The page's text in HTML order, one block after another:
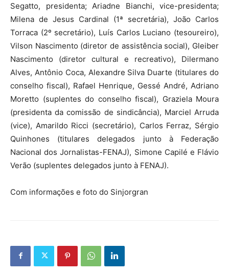
Segatto, presidenta; Ariadne Bianchi, vice-presidenta;
Milena de Jesus Cardinal (1ª secretária), João Carlos
Torraca (2º secretário), Luís Carlos Luciano (tesoureiro),
Vilson Nascimento (diretor de assistência social), Gleiber
Nascimento (diretor cultural e recreativo), Dilermano
Alves, Antônio Coca, Alexandre Silva Duarte (titulares do
conselho fiscal), Rafael Henrique, Gessé André, Adriano
Moretto (suplentes do conselho fiscal), Graziela Moura
(presidenta da comissão de sindicância), Marciel Arruda
(vice), Amarildo Ricci (secretário), Carlos Ferraz, Sérgio
Quinhones (titulares delegados junto à Federação
Nacional dos Jornalistas-FENAJ), Simone Capilé e Flávio
Verão (suplentes delegados junto à FENAJ).
Com informações e foto do Sinjorgran